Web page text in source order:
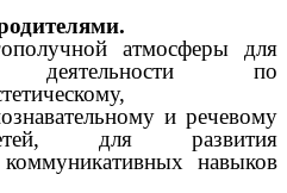
атмосферы для
деятельности по
и речевому
для развития
коммуникативных навыков